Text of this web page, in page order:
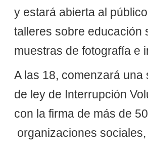
y estará abierta al
talleres sobre educación
muestras de fotografía e
A las 18, comenzará
de ley de Interrupción
con la firma de más de
organizaciones